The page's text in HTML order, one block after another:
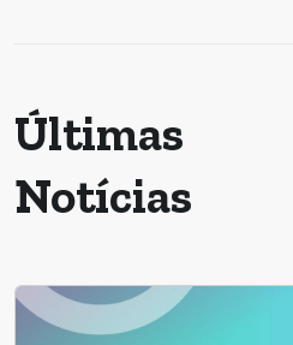
Últimas
Notícias